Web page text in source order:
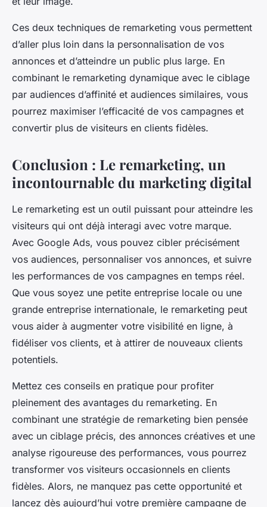
Ces deux techniques de remarketing vous permettent
d’aller plus loin dans la personnalisation de vos
annonces et d’atteindre un public plus large. En
combinant le remarketing dynamique avec le ciblage
par audiences d’affinité et audiences similaires, vous
pourrez maximiser l’efficacité de vos campagnes et
convertir plus de visiteurs en clients fidèles.
Conclusion : Le remarketing, un
incontournable du marketing digital
Le remarketing est un outil puissant pour atteindre les
visiteurs qui ont déjà interagi avec votre marque.
Avec Google Ads, vous pouvez cibler précisément
vos audiences, personnaliser vos annonces, et suivre
les performances de vos campagnes en temps réel.
Que vous soyez une petite entreprise locale ou une
grande entreprise internationale, le remarketing peut
vous aider à augmenter votre visibilité en ligne, à
fidéliser vos clients, et à attirer de nouveaux clients
potentiels.
Mettez ces conseils en pratique pour profiter
pleinement des avantages du remarketing. En
combinant une stratégie de remarketing bien pensée
avec un ciblage précis, des annonces créatives et une
analyse rigoureuse des performances, vous pourrez
transformer vos visiteurs occasionnels en clients
fidèles. Alors, ne manquez pas cette opportunité et
lancez dès aujourd’hui votre première campagne de